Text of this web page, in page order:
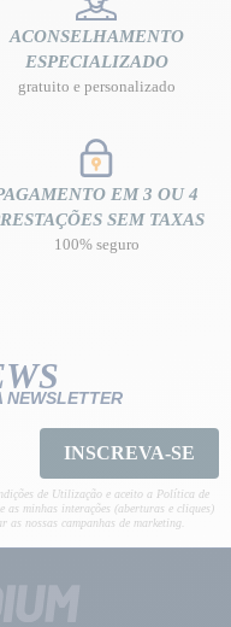
ACONSELHAMENTO
ESPECIALIZADO
gratuito e personalizado
EM 3 OU 4
SEM TAXAS
100% seguro
NEWSLETTER
INSCREVA-SE
de Utilização e aceito a Política de
as minhas interações (aberturas e cliques)
nossas campanhas de marketing.